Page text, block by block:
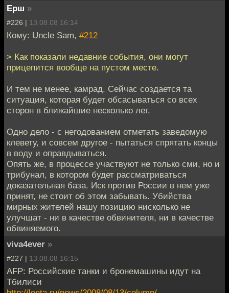
Ерш »
#226 | 13.08.08 16:14
Кому: Uncle Sam, #212
> Как показали недавние события, они могут
прицепится вообще на пустом месте.
И тем не менее, камрад. Сейчас создается та
ситуация, которая будет обсасываться со всех
сторон в ближайшие несколько лет.
Одно дело - с негодованием отметать заведомую
клевету, и совсем другое - пытаться спрятать концы
в воду и оправдываться.
Опять же, в процессе участвуют не только сми, но и
трибунал, в котором будет рассматриваться
доказательная база. Иск против России в нем уже
принят, не стоит об этом забывать. Убийства
мирных жителей нашу позицию нисколько не
улучшат - ни в качестве обвинителя, ни в качестве
обвиняемого.
viva4ever »
#227 | 13.08.08 16:15
AFP: Российские танки и бронемашины идут на
Тбилиси